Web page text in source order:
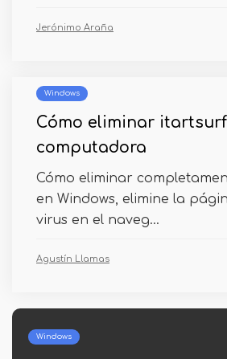
Jerónimo Araña
Windows
Cómo eliminar
computadora
Cómo eliminar
en Windows, elimine la
virus en el naveg...
Agustín Llamas